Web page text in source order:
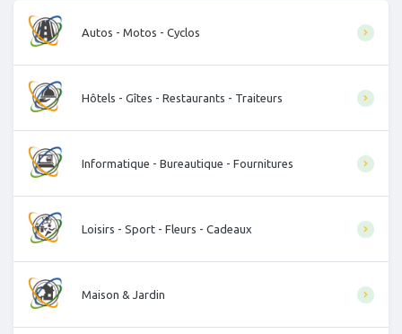
Autos - Motos - Cyclos
Hôtels - Gîtes - Restaurants - Traiteurs
Informatique - Bureautique - Fournitures
Loisirs - Sport - Fleurs - Cadeaux
Maison & Jardin